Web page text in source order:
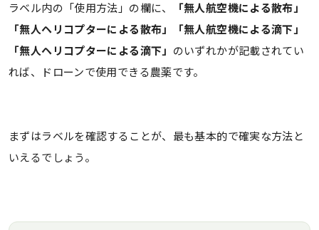
ラベル内の「使用方法」の欄に、
「無人航空機による散布」
「無人ヘリコプターによる散布」「無人航空機による滴下」
「無人ヘリコプターによる滴下」 のいずれかが記載されてい
れば、ドローンで使用できる農薬です。
まずはラベルを確認することが、最も基本的で確実な方法と
いえるでしょう。